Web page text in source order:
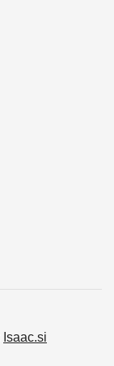
Isaac.si